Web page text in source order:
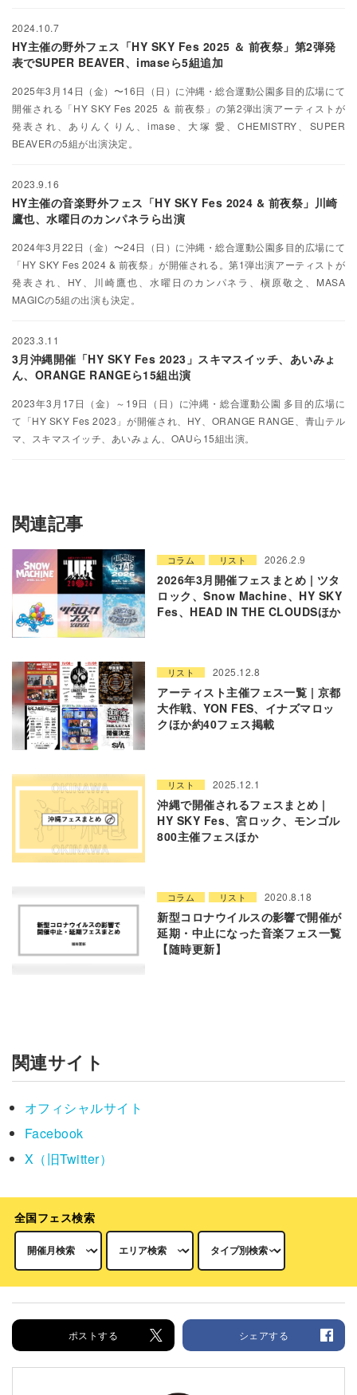
2024.10.7
HY主催の野外フェス「HY SKY Fes 2025 ＆ 前夜祭」第2弾発
表でSUPER BEAVER、imaseら5組追加
2025年3月14日（金）〜16日（日）に沖縄・総合運動公園多目的広場にて
開催される「HY SKY Fes 2025 ＆ 前夜祭」の第2弾出演アーティストが
発表され、ありんくりん、imase、大塚 愛、CHEMISTRY、SUPER
BEAVERの5組が出演決定。
2023.9.16
HY主催の音楽野外フェス「HY SKY Fes 2024 & 前夜祭」川崎
鷹也、水曜日のカンパネラら出演
2024年3月22日（金）〜24日（日）に沖縄・総合運動公園多目的広場にて
「HY SKY Fes 2024 & 前夜祭」が開催される。第1弾出演アーティストが
発表され、HY、川崎鷹也、水曜日のカンパネラ、槇原敬之、MASA
MAGICの5組の出演も決定。
2023.3.11
3月沖縄開催「HY SKY Fes 2023」スキマスイッチ、あいみょ
ん、ORANGE RANGEら15組出演
2023年3月17日（金）～19日（日）に沖縄・総合運動公園 多目的広場に
て「HY SKY Fes 2023」が開催され、HY、ORANGE RANGE、青山テル
マ、スキマスイッチ、あいみょん、OAUら15組出演。
関連記事
コラム リスト 2026.2.9
2026年3月開催フェスまとめ | ツタ
ロック、Snow Machine、HY SKY
Fes、HEAD IN THE CLOUDSほか
リスト 2025.12.8
アーティスト主催フェス一覧 | 京都
大作戦、YON FES、イナズマロッ
クほか約40フェス掲載
リスト 2025.12.1
沖縄で開催されるフェスまとめ |
HY SKY Fes、宮ロック、モンゴル
800主催フェスほか
コラム リスト 2020.8.18
新型コロナウイルスの影響で開催が
延期・中止になった音楽フェス一覧
【随時更新】
関連サイト
オフィシャルサイト
Facebook
X（旧Twitter）
全国フェス検索
ポストする シェアする